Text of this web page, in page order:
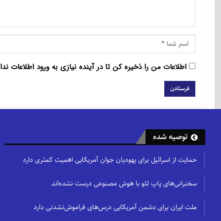
اطلاعات من را ذخیره کن تا در آینده نیازی به ورود اطلاعات
توصیه شده
حمایت از اسرائیل برای یهودیان جوان آمریکایی اهمیت کمتری دارد
سخنرانی‌های پاپ لئو با هوش مصنوعی درست نشده‌اند
ملت ایران برای دشمن آمریکایی درس‌های فراموش‌نشدنی دارد